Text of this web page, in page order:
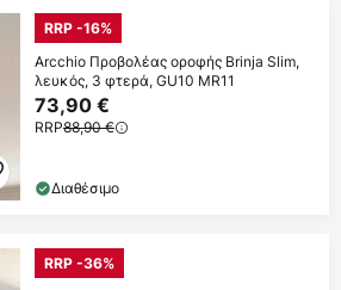
RRP -16%
Arcchio Προβολέας οροφής Brinja Slim,
λευκός, 3 φτερά, GU10 MR11
73,90 €
RRP88,90 €
Διαθέσιμο
RRP -36%